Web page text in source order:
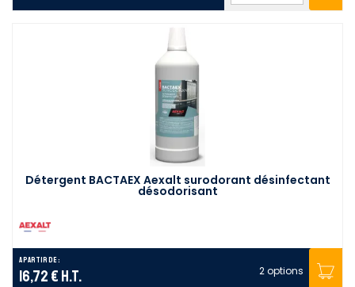
Détergent BACTAEX Aexalt surodorant désinfectant
désodorisant
A partir de :
16,72 € H.T. 2 options